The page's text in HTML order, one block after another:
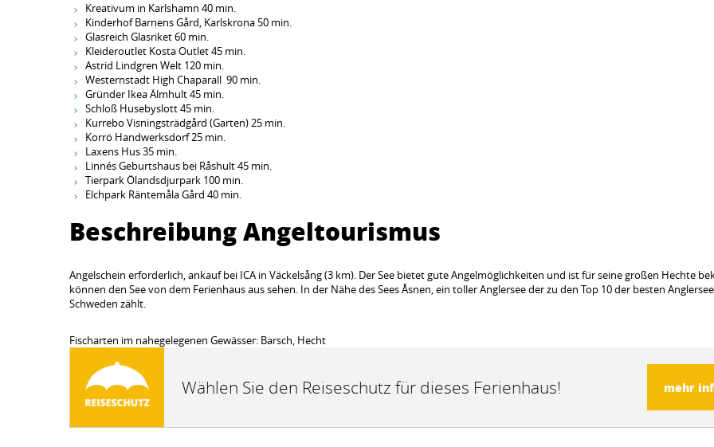
Kreativum in Karlshamn 40 min.
Kinderhof Barnens Gård, Karlskrona 50 min.
Glasreich Glasriket 60 min.
Kleideroutlet Kosta Outlet 45 min.
Astrid Lindgren Welt 120 min.
Westernstadt High Chaparall 90 min.
Gründer Ikea Älmhult 45 min.
Schloß Husebyslott 45 min.
Kurrebo Visningsträdgård (Garten) 25 min.
Korrö Handwerksdorf 25 min.
Laxens Hus 35 min.
Linnés Geburtshaus bei Råshult 45 min.
Tierpark Ölandsdjurpark 100 min.
Elchpark Räntemåla Gård 40 min.
Beschreibung Angeltourismus
Angelschein erforderlich, ankauf bei ICA in Väckelsång (3 km). Der See bietet gute Angelmöglichkeiten und ist für seine großen Hechte
können den See von dem Ferienhaus aus sehen. In der Nähe des Sees Åsnen, ein toller Anglersee der zu den Top 10 der besten
Schweden zählt.
Fischarten im nahegelegenen Gewässer: Barsch, Hecht
Wählen Sie den Reiseschutz für dieses Ferienhaus! mehr